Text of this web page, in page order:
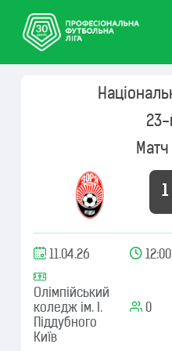
23-
1
11.04.26 12:00
Олімпійський
коледж ім. І.
Піддубного
Київ
0